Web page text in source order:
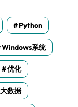
Python
Windows系统
优化
大数据